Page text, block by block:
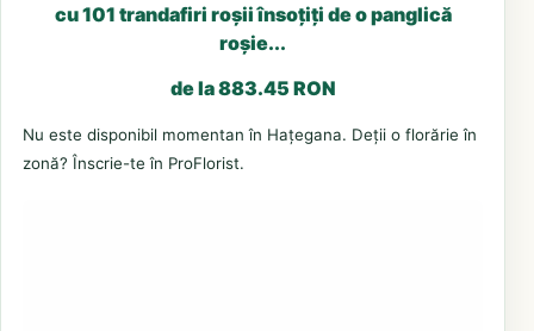
cu 101 trandafiri roșii însoțiți de o panglică
roșie...
de la 883.45 RON
Nu este disponibil momentan în Hațegana. Deții o florărie în
zonă? Înscrie-te în ProFlorist.